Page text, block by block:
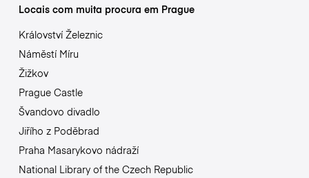
Locais com muita procura em Prague
Království Železnic
Náměstí Míru
Žižkov
Prague Castle
Švandovo divadlo
Jiřího z Poděbrad
Praha Masarykovo nádraží
National Library of the Czech Republic